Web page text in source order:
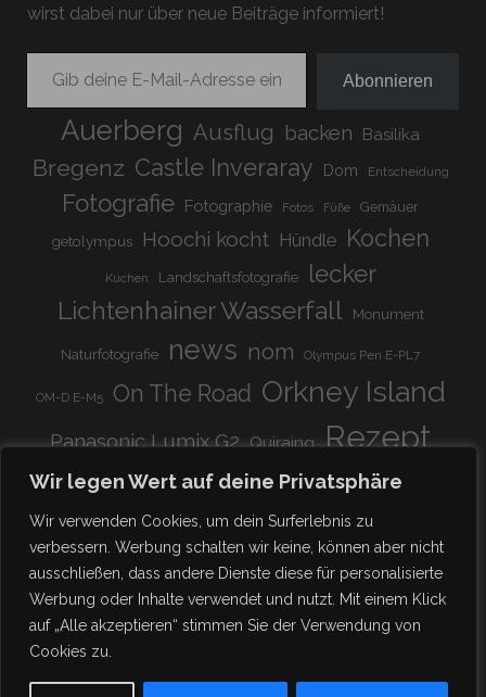
Wir legen Wert auf deine Privatsphäre
Wir verwenden Cookies, um dein Surferlebnis zu
verbessern. Werbung schalten wir keine, können aber nicht
ausschließen, dass andere Dienste diese für personalisierte
Werbung oder Inhalte verwendet und nutzt. Mit einem Klick
auf „Alle akzeptieren“ stimmen Sie der Verwendung von
Cookies zu.
wirst dabei nur über neue Beiträge informiert!
Gib deine E-Mail-Adresse ein ...
Abonnieren
Auerberg Ausflug backen Basilika
Bregenz Castle Inveraray Dom Entscheidung
Fotografie Fotographie Fotos Füße Gemäuer
getolympus Hoochi kocht Hündle Kochen
Kuchen Landschaftsfotografie lecker
Lichtenhainer Wasserfall Monument
Naturfotografie news nom Olympus Pen E-PL7
OM-D E-M5 On The Road Orkney Island
Panasonic Lumix G2 Quiraing Rezept
Rundreise schnell & einfach Scotland
Stadion super lecker Systemkamera
vegetarisch Viadukt weitnau woooohoooo!!!!
zu Hause ♥